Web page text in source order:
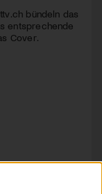
bündeln das
entsprechende
Cover.